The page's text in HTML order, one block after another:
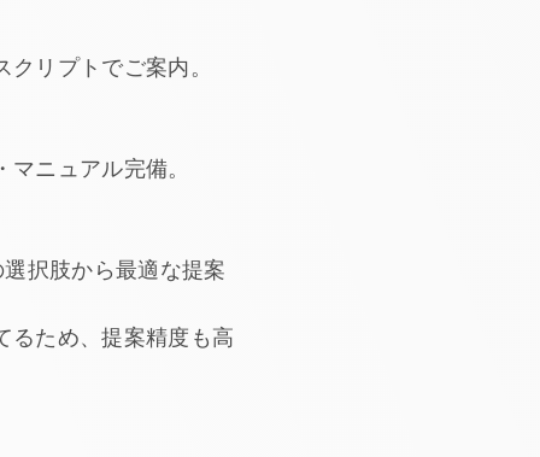
リプトでご案内。
ニュアル完備。
択肢から最適な提案
るため、提案精度も高